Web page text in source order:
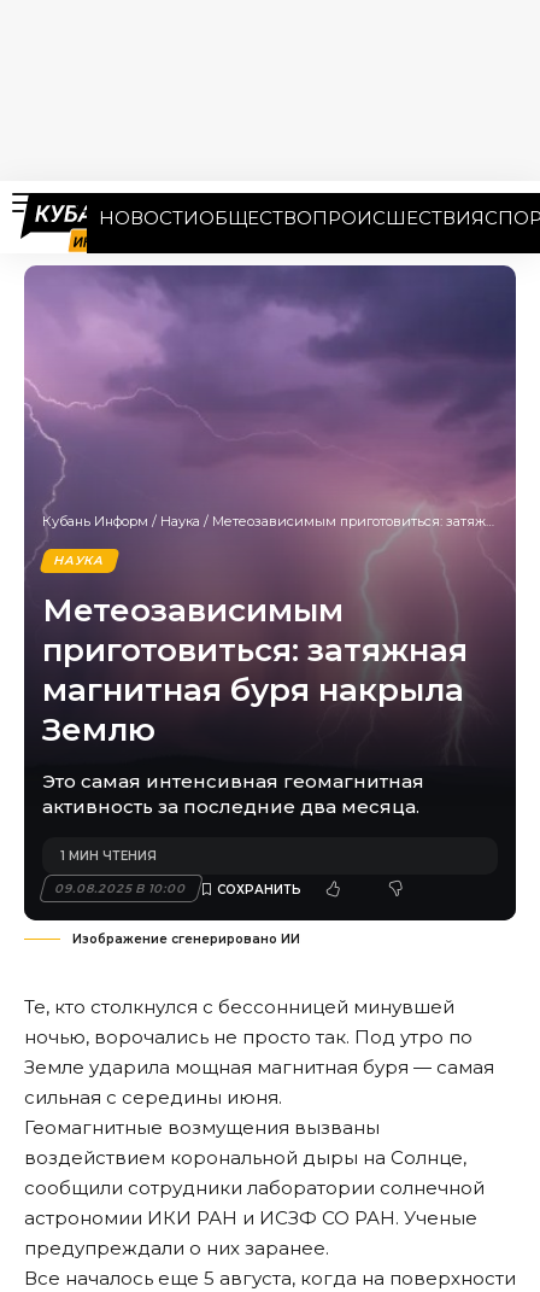
НОВОСТИОБЩЕСТВОПРОИСШЕСТВИЯ
Кубань Информ / Наука / Метеозависимым приготовиться: затяжная магнитная буря накрыла Землю
НАУКА
Метеозависимым
приготовиться: затяжная
магнитная буря накрыла
Землю
Это самая интенсивная геомагнитная
активность за последние два месяца.
09.08.2025 В 10:00
1 МИН ЧТЕНИЯ
Изображение сгенерировано ИИ
Те, кто столкнулся с бессонницей минувшей
ночью, ворочались не просто так. Под утро по
Земле ударила мощная магнитная буря — самая
сильная с середины июня.
Геомагнитные возмущения вызваны
воздействием корональной дыры на Солнце,
сообщили сотрудники лаборатории солнечной
астрономии ИКИ РАН и ИСЗФ СО РАН. Ученые
предупреждали о них заранее.
Все началось еще 5 августа, когда на поверхности